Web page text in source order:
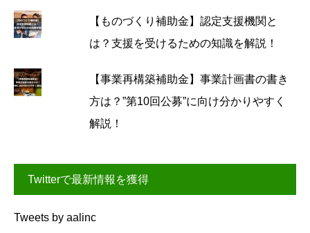
【ものづくり補助金】認定支援機関と
は？支援を受けるための知識を解説！
【事業再構築補助金】事業計画書の書き
方は？”第10回公募”に向け分かりやすく
解説！
Twitterで最新情報を獲得
Tweets by aalinc